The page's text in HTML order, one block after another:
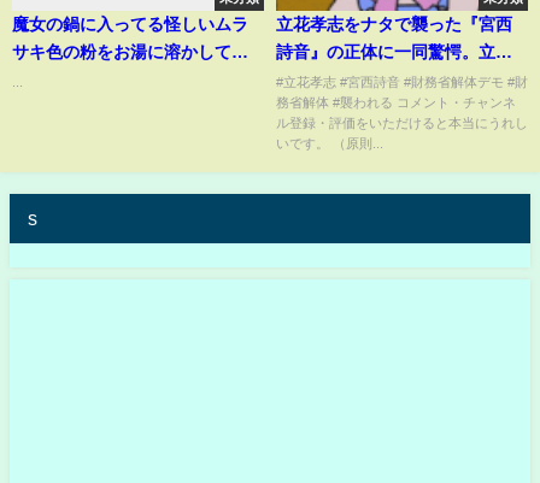
魔女の鍋に入ってる怪しいムラ
サキ色の粉をお湯に溶かして飲
立花孝志をナタで襲った『宮西
詩音』の正体に一同驚愕。立花
孝志糾弾報道をしたTBSに非難
殺到！#立花孝志 #財務省解体 #
デモ
#立花孝志 #宮西詩音 #財務省解体デモ #財
務省解体 #襲われる コメント・チャンネ
ル登録・評価をいただけると本当にうれし
いです。 （原則...
s